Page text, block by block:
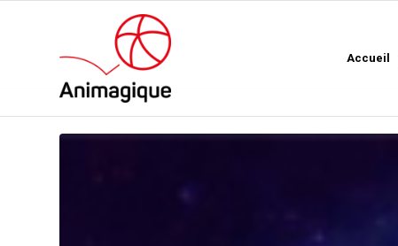
Accueil